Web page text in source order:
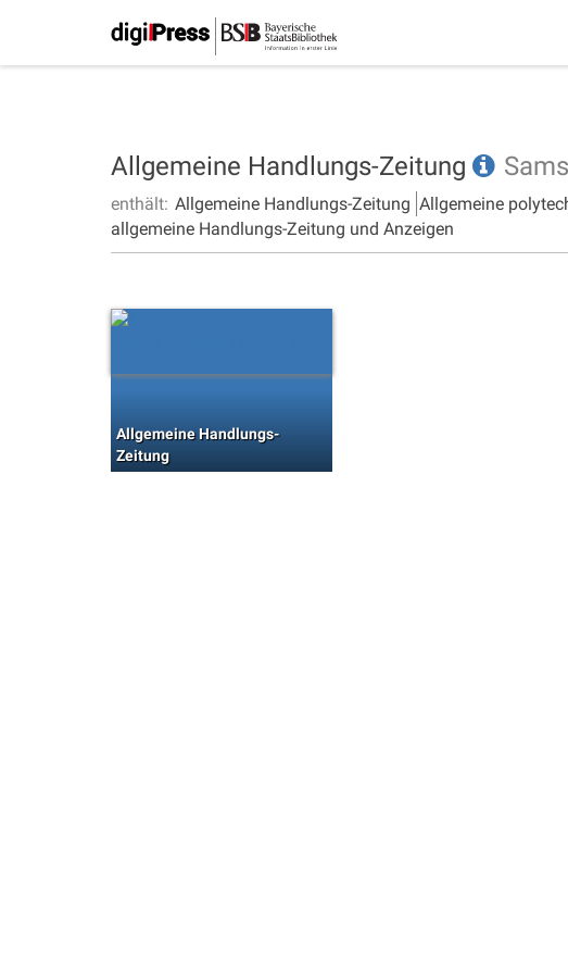
Allgemeine Handlungs-Zeitung
enthält: Allgemeine Handlungs-Zeitung Allgemeine
allgemeine Handlungs-Zeitung und Anzeigen
Allgemeine Handlungs-
Zeitung